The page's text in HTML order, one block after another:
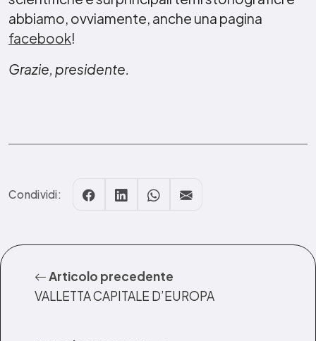
abbiamo, ovviamente, anche una pagina
facebook!
Grazie, presidente.
Condividi:
Articolo precedente
VALLETTA CAPITALE D’EUROPA